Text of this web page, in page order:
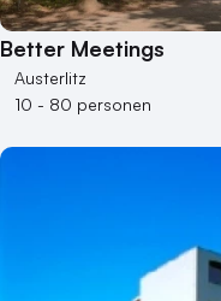
Better Meetings
Austerlitz
10 - 80 personen